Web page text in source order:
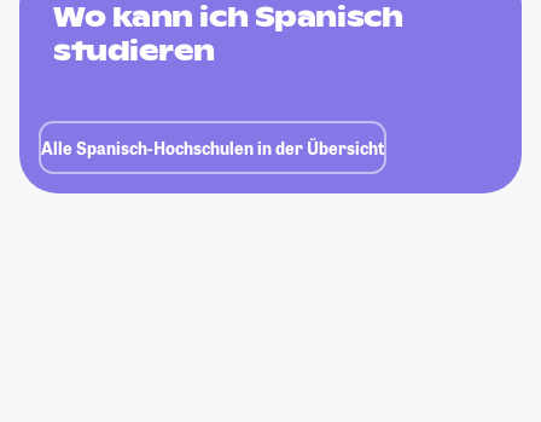
Wo kann ich Spanisch
studieren
Alle Spanisch-Hochschulen in der Übersicht